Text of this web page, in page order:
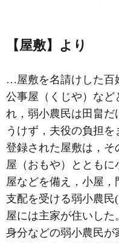
【屋敷】より
…屋敷を名請けした百
公事屋（くじや）など
れ，弱小農民は田畠だ
うけず，夫役の負担
登録された屋敷は，
屋（おもや）ととも
屋などを備え，小屋，
支配を受ける弱小農
屋には主家が住いし
身分などの弱小農民